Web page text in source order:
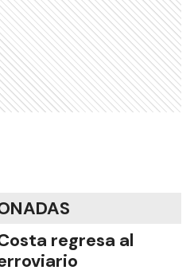
regresa al